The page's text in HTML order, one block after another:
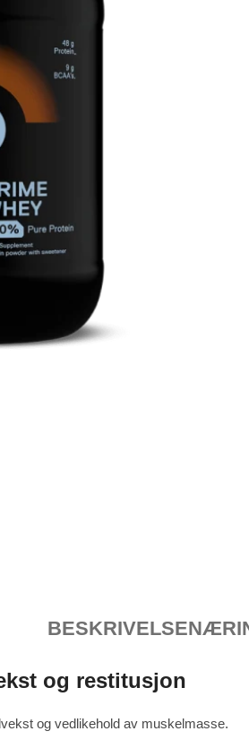
BESKRIVELSE
og restitusjon
og vedlikehold av muskelmasse.